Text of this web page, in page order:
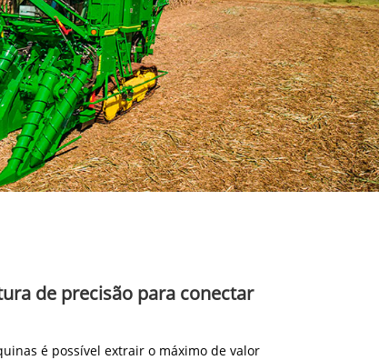
de precisão para conectar
é possível extrair o máximo de valor